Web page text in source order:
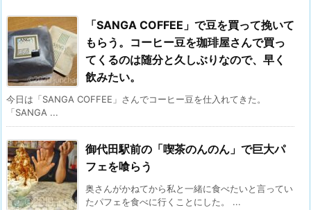
「SANGA COFFEE」で豆を買って挽いて
もらう。コーヒー豆を珈琲屋さんで買っ
てくるのは随分と久しぶりなので、早く
飲みたい。
今日は「SANGA COFFEE」さんでコーヒー豆を仕入れてきた。
「SANGA ...
御代田駅前の「喫茶のんのん」で巨大パ
フェを喰らう
奥さんがかねてから私と一緒に食べたいと言ってい
たパフェを食べに行くことにした。 ...